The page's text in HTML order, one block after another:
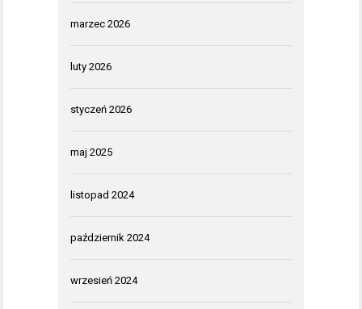
marzec 2026
luty 2026
styczeń 2026
maj 2025
listopad 2024
październik 2024
wrzesień 2024